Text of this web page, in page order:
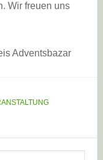
Wir freuen uns
Adventsbazar